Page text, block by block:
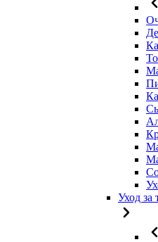
Уход за